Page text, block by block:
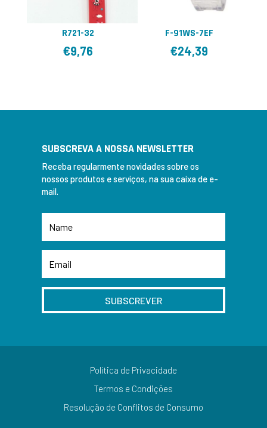
R721-32
€9,76
F-91WS-7EF
€24,39
SUBSCREVA A NOSSA NEWSLETTER
Receba regularmente novidades sobre os
nossos produtos e serviços, na sua caixa de e-
mail.
SUBSCREVER
Política de Privacidade
Termos e Condições
Resolução de Conflitos de Consumo